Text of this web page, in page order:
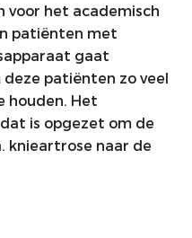
voor het academisch
patiënten met
gaat
patiënten zo veel
houden. Het
is opgezet om de
knieartrose naar de